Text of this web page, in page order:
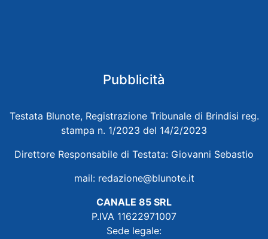
Pubblicità
Testata Blunote, Registrazione Tribunale di Brindisi reg.
stampa n. 1/2023 del 14/2/2023
Direttore Responsabile di Testata: Giovanni Sebastio
mail: redazione@blunote.it
CANALE 85 SRL
P.IVA 11622971007
Sede legale: